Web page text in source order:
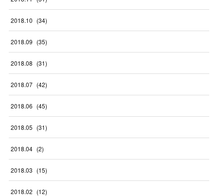
2018.10 (34)
2018.09 (35)
2018.08 (31)
2018.07 (42)
2018.06 (45)
2018.05 (31)
2018.04 (2)
2018.03 (15)
2018.02 (12)